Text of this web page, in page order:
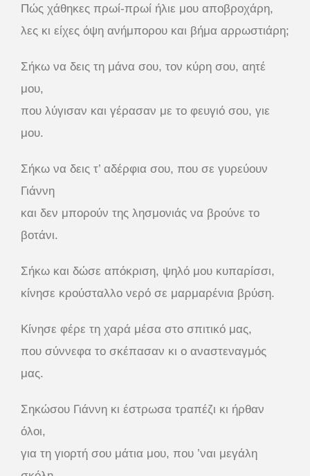
Πώς χάθηκες πρωί-πρωί ήλιε μου αποβροχάρη,
λες κι είχες όψη ανήμπορου και βήμα αρρωστιάρη;
Σήκω να δεις τη μάνα σου, τον κύρη σου, αητέ
μου,
που λύγισαν και γέρασαν με το φευγιό σου, γιε
μου.
Σήκω να δεις τ’ αδέρφια σου, που σε γυρεύουν
Γιάννη
και δεν μπορούν της λησμονιάς να βρούνε το
βοτάνι.
Σήκω και δώσε απόκριση, ψηλό μου κυπαρίσσι,
κίνησε κρούσταλλο νερό σε μαρμαρένια βρύση.
Κίνησε φέρε τη χαρά μέσα στο σπιτικό μας,
που σύννεφα το σκέπασαν κι ο αναστεναγμός
μας.
Σηκώσου Γιάννη κι έστρωσα τραπέζι κι ήρθαν
όλοι,
για τη γιορτή σου μάτια μου, που ’ναι μεγάλη